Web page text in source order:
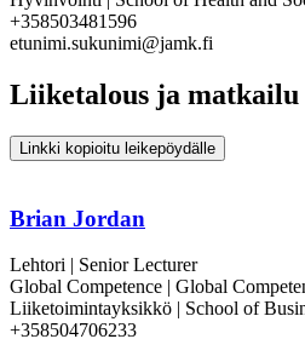
+358503481596
etunimi.sukunimi@jamk.fi
Liiketalous ja matkailu
Linkki kopioitu leikepöydälle
Brian Jordan
Lehtori | Senior Lecturer
Global Competence | Global
Liiketoimintayksikkö | School of
+358504706233